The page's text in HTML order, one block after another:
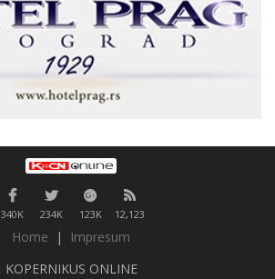
340K 234K 123K 12,123
Home |
Impresum
KOPERNIKUS ONLINE